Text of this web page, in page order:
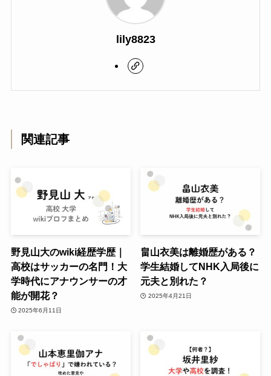
lily8823
関連記事
野見山大のwiki経歴学歴｜
高校はサッカーの名門！大
学時代にアナウンサーの才
能が開花？
2025年6月11日
畠山衣美は離婚歴がある？
学生結婚してNHK入局後に
元夫と別れた？
2025年4月21日